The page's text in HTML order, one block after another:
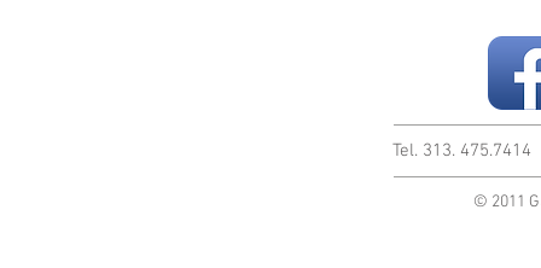
Tel. 313.
© 2011